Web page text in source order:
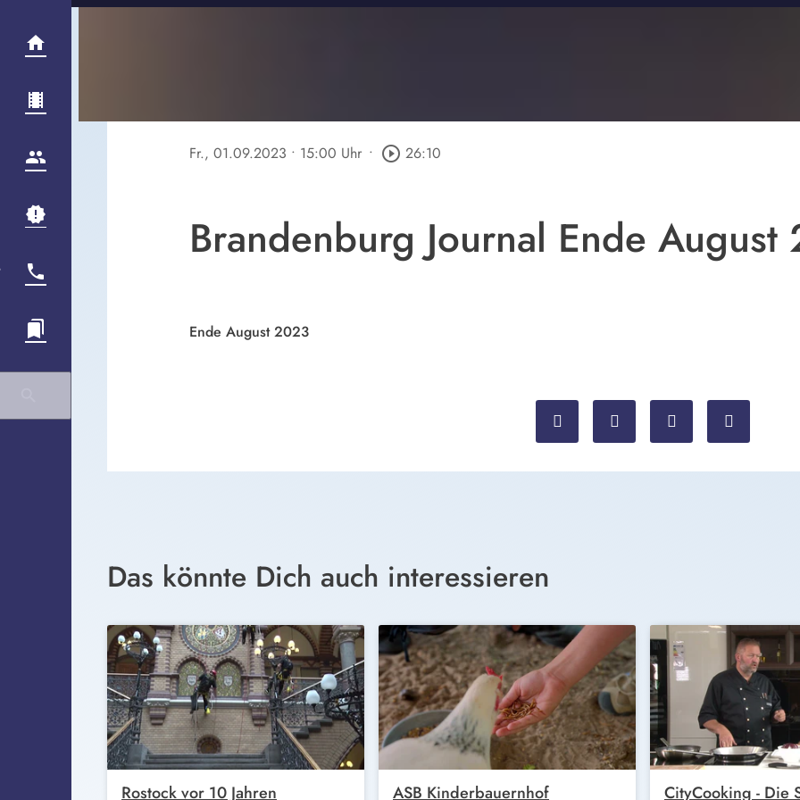
Fr., 01.09.2023 • 15:00 Uhr • play_circle_outline 26:10
Brandenburg Journal Ende August
Ende August 2023
Das könnte Dich auch interessieren
Rostock vor 10 Jahren ASB Kinderbauernhof
CityCooking - Die